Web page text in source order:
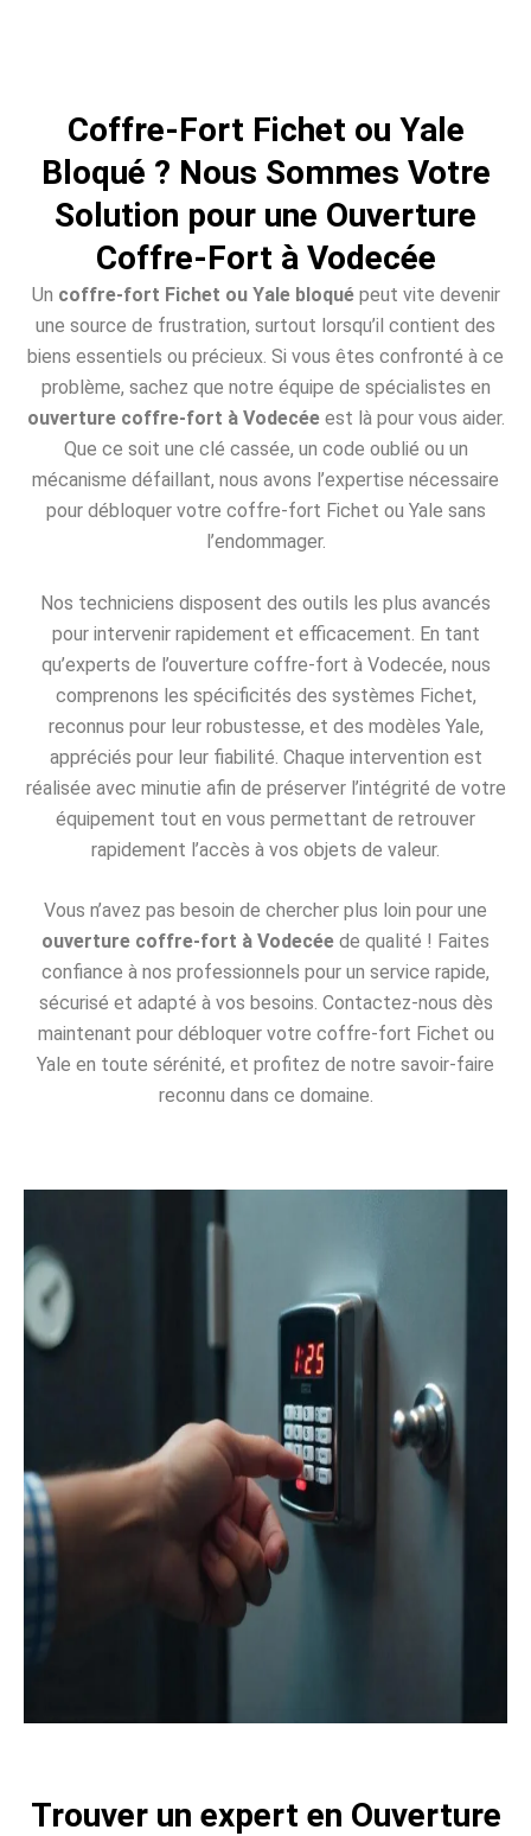
Coffre-Fort Fichet ou Yale
Bloqué ? Nous Sommes Votre
Solution pour une Ouverture
Coffre-Fort à Vodecée
Un coffre-fort Fichet ou Yale bloquépeut vite devenir
une source de frustration, surtout lorsqu’il contient des
biens essentiels ou précieux. Si vous êtes confronté à ce
problème, sachez que notre équipe de spécialistes en
ouverture coffre-fort à Vodecéeest là pour vous aider.
Que ce soit une clé cassée, un code oublié ou un
mécanisme défaillant, nous avons l’expertise nécessaire
pour débloquer votre coffre-fort Fichet ou Yale sans
l’endommager.
Nos techniciens disposent des outils les plus avancés
pour intervenir rapidement et efficacement. En tant
qu’experts de l’ouverture coffre-fort à Vodecée, nous
comprenons les spécificités des systèmes Fichet,
reconnus pour leur robustesse, et des modèles Yale,
appréciés pour leur fiabilité. Chaque intervention est
réalisée avec minutie afin de préserver l’intégrité de votre
équipement tout en vous permettant de retrouver
rapidement l’accès à vos objets de valeur.
Vous n’avez pas besoin de chercher plus loin pour une
ouverture coffre-fort à Vodecée de qualité ! Faites
confiance à nos professionnels pour un service rapide,
sécurisé et adapté à vos besoins. Contactez-nous dès
maintenant pour débloquer votre coffre-fort Fichet ou
Yale en toute sérénité, et profitez de notre savoir-faire
reconnu dans ce domaine.
Trouver un expert en Ouverture